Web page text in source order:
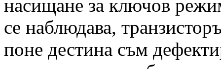
насищане за ключов
се наблюдава,
поне дестина съм